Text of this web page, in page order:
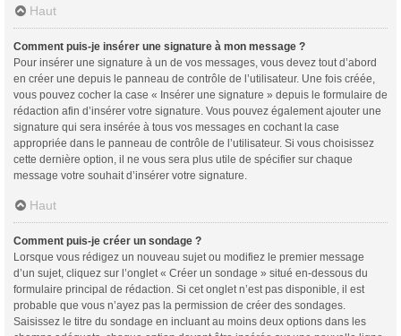
Haut
Comment puis-je insérer une signature à mon message ?
Pour insérer une signature à un de vos messages, vous devez tout d’abord
en créer une depuis le panneau de contrôle de l’utilisateur. Une fois créée,
vous pouvez cocher la case « Insérer une signature » depuis le formulaire de
rédaction afin d’insérer votre signature. Vous pouvez également ajouter une
signature qui sera insérée à tous vos messages en cochant la case
appropriée dans le panneau de contrôle de l’utilisateur. Si vous choisissez
cette dernière option, il ne vous sera plus utile de spécifier sur chaque
message votre souhait d’insérer votre signature.
Haut
Comment puis-je créer un sondage ?
Lorsque vous rédigez un nouveau sujet ou modifiez le premier message
d’un sujet, cliquez sur l’onglet « Créer un sondage » situé en-dessous du
formulaire principal de rédaction. Si cet onglet n’est pas disponible, il est
probable que vous n’ayez pas la permission de créer des sondages.
Saisissez le titre du sondage en incluant au moins deux options dans les